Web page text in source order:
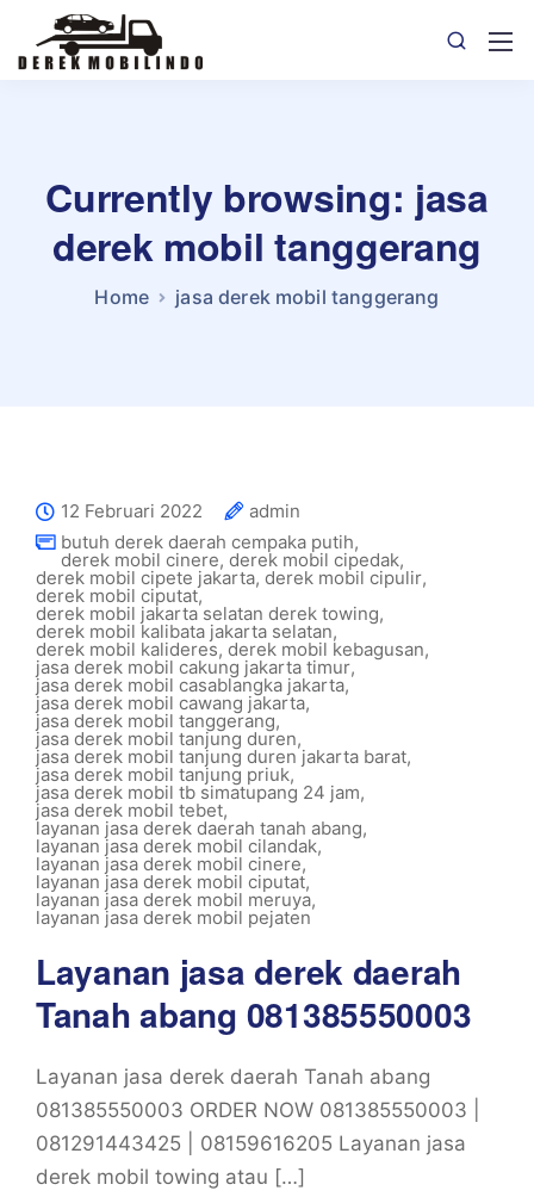
Currently browsing: jasa
derek mobil tanggerang
Home jasa derek mobil tanggerang
12 Februari 2022
admin
butuh derek daerah cempaka putih,
derek mobil cinere, derek mobil cipedak,
derek mobil cipete jakarta, derek mobil cipulir,
derek mobil ciputat,
derek mobil jakarta selatan derek towing,
derek mobil kalibata jakarta selatan,
derek mobil kalideres, derek mobil kebagusan,
jasa derek mobil cakung jakarta timur,
jasa derek mobil casablangka jakarta,
jasa derek mobil cawang jakarta,
jasa derek mobil tanggerang,
jasa derek mobil tanjung duren,
jasa derek mobil tanjung duren jakarta barat,
jasa derek mobil tanjung priuk,
jasa derek mobil tb simatupang 24 jam,
jasa derek mobil tebet,
layanan jasa derek daerah tanah abang,
layanan jasa derek mobil cilandak,
layanan jasa derek mobil cinere,
layanan jasa derek mobil ciputat,
layanan jasa derek mobil meruya,
layanan jasa derek mobil pejaten
Layanan jasa derek daerah
Tanah abang 081385550003
Layanan jasa derek daerah Tanah abang
081385550003 ORDER NOW 081385550003 |
081291443425 | 08159616205 Layanan jasa
derek mobil towing atau […]